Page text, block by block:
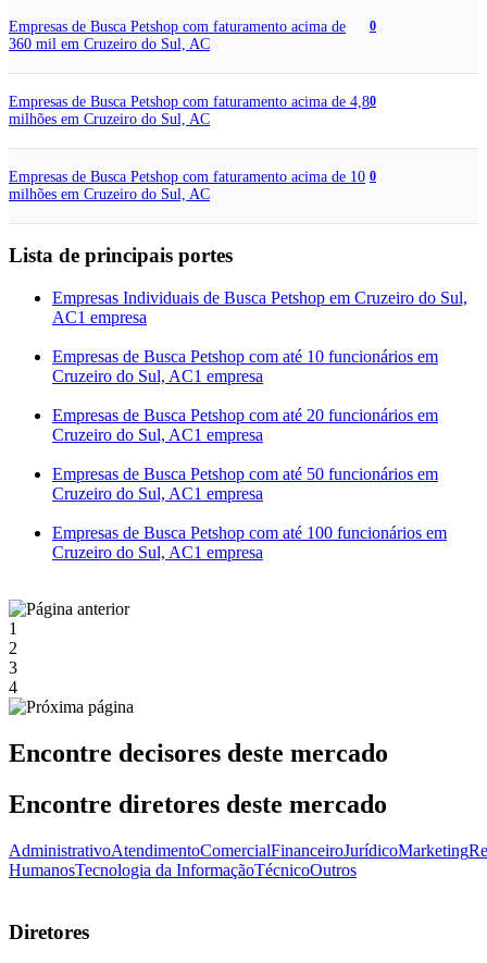
Empresas de Busca Petshop com faturamento acima de
360 mil em Cruzeiro do Sul, AC
0
Empresas de Busca Petshop com faturamento acima de 4,8
milhões em Cruzeiro do Sul, AC
0
Empresas de Busca Petshop com faturamento acima de 10
milhões em Cruzeiro do Sul, AC
0
Lista de principais portes
Empresas Individuais de Busca Petshop em Cruzeiro do Sul,
AC1 empresa
Empresas de Busca Petshop com até 10 funcionários em
Cruzeiro do Sul, AC1 empresa
Empresas de Busca Petshop com até 20 funcionários em
Cruzeiro do Sul, AC1 empresa
Empresas de Busca Petshop com até 50 funcionários em
Cruzeiro do Sul, AC1 empresa
Empresas de Busca Petshop com até 100 funcionários em
Cruzeiro do Sul, AC1 empresa
1
2
3
4
Encontre decisores deste mercado
Encontre diretores deste mercado
AdministrativoAtendimentoComercialFinanceiroJurídicoMarketing
HumanosTecnologia da InformaçãoTécnicoOutros
Diretores